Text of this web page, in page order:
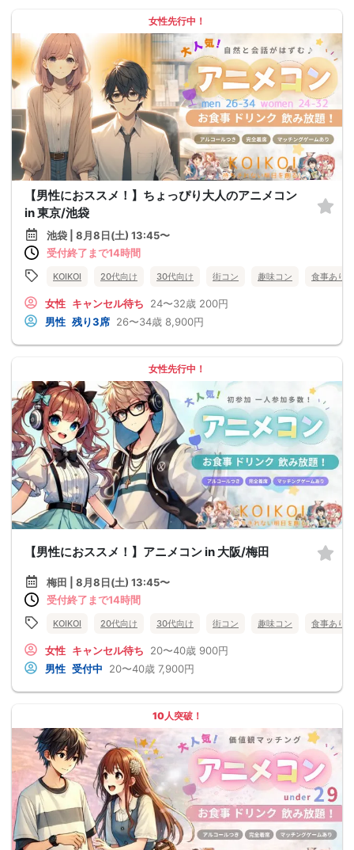
女性先行中！
【男性におススメ！】ちょっぴり大人のアニメコン
in 東京/池袋
池袋 | 8月8日(土) 13:45〜
受付終了まで14時間
KOIKOI 20代向け 30代向け 街コン 趣味コン 食事あり
女性 キャンセル待ち 24〜32歳 200円
男性 残り3席 26〜34歳 8,900円
女性先行中！
【男性におススメ！】アニメコン in 大阪/梅田
梅田 | 8月8日(土) 13:45〜
受付終了まで14時間
KOIKOI 20代向け 30代向け 街コン 趣味コン 食事あり
女性 キャンセル待ち 20〜40歳 900円
男性 受付中 20〜40歳 7,900円
10人突破！